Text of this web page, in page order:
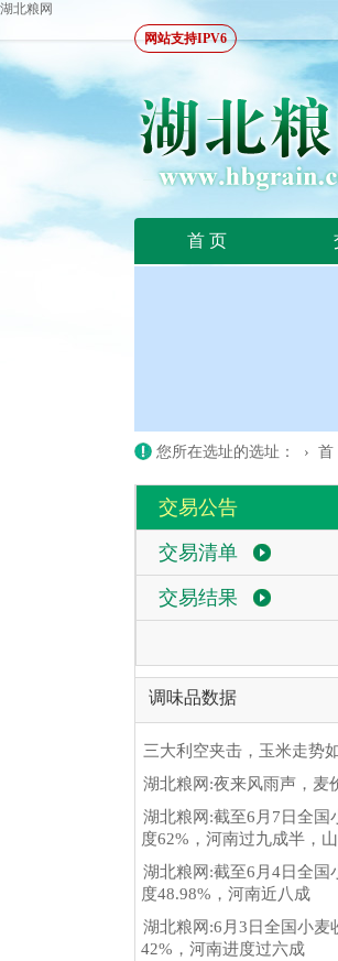
湖北粮网
网站支持IPV6
首 页
您所在选址的选址： › 首
交易公告
交易清单
交易结果
调味品数据
三大利空夹击，玉米走势
湖北粮网:夜来风雨声，麦
湖北粮网:截至6月7日全国
度62%，河南过九成半，山
湖北粮网:截至6月4日全国
度48.98%，河南近八成
湖北粮网:6月3日全国小麦
42%，河南进度过六成